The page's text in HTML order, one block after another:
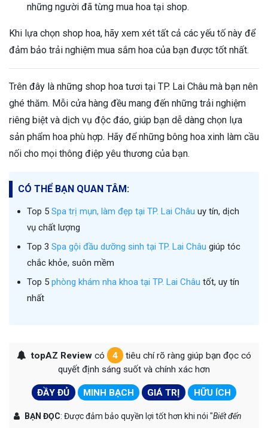
những người đã từng mua hoa tại shop.
Khi lựa chọn shop hoa, hãy xem xét tất cả các yếu tố này để
đảm bảo trải nghiệm mua sắm hoa của bạn được tốt nhất.
Trên đây là những shop hoa tươi tại TP. Lai Châu mà bạn nên
ghé thăm. Mỗi cửa hàng đều mang đến những trải nghiệm
riêng biệt và dịch vụ độc đáo, giúp bạn dễ dàng chọn lựa
sản phẩm hoa phù hợp. Hãy để những bông hoa xinh làm cầu
nối cho mọi thông điệp yêu thương của bạn.
CÓ THỂ BẠN QUAN TÂM:
Top 5 Spa trị mụn, làm đẹp tại TP. Lai Châu uy tín, dịch
vụ chất lượng
Top 3 Spa gội đầu dưỡng sinh tại TP. Lai Châu giúp tóc
chắc khỏe, suôn mềm
Top 5 phòng khám nha khoa tại TP. Lai Châu tốt, uy tín
nhất
topAZ Reviewcó 4
tiêu chí rõ ràng giúp bạn đọc có
quyết định sáng suốt và chính xác hơn
ĐẦY ĐỦ MINH BẠCH GIÁ TRỊ HỮU ÍCH
BẠN ĐỌC: Được đảm bảo quyền lợi tốt hơn khi nói "Biết đến